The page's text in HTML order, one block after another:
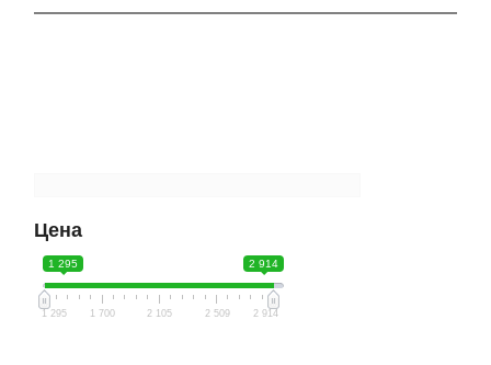
Цена
1 295 2 914
1 295 1 700 2 105 2 509 2 914